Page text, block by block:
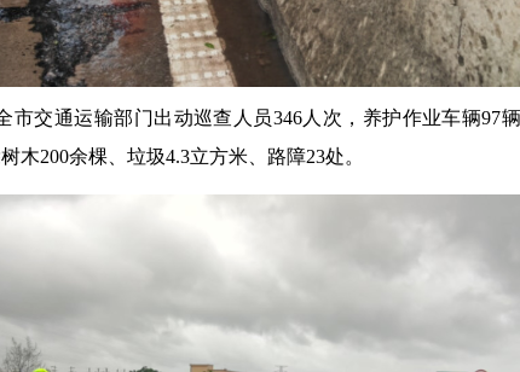
交通运输部门出动巡查人员346人次，养护作业车辆97
木200余棵、垃圾4.3立方米、路障23处。